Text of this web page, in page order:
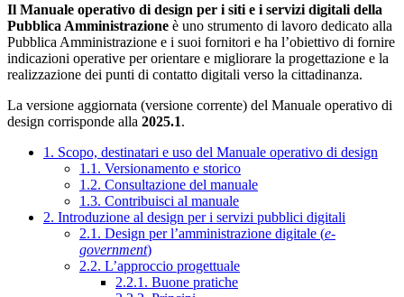
Il Manuale operativo di design per i siti e i servizi digitali della
Pubblica Amministrazione è uno strumento di lavoro dedicato alla
Pubblica Amministrazione e i suoi fornitori e ha l’obiettivo di fornire
indicazioni operative per orientare e migliorare la progettazione e la
realizzazione dei punti di contatto digitali verso la cittadinanza.
La versione aggiornata (versione corrente) del Manuale operativo di
design corrisponde alla 2025.1.
1. Scopo, destinatari e uso del Manuale operativo di design
1.1. Versionamento e storico
1.2. Consultazione del manuale
1.3. Contribuisci al manuale
2. Introduzione al design per i servizi pubblici digitali
2.1. Design per l’amministrazione digitale (e-
government)
2.2. L’approccio progettuale
2.2.1. Buone pratiche